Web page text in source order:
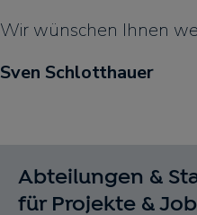
Wir wünschen Ihnen
Sven Schlotthauer
Abteilungen &
für Projekte &